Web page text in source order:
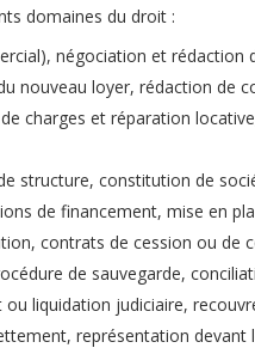
domaines du droit :
négociation et rédaction
nouveau loyer, rédaction de
charges et réparation
structure, constitution de
de financement, mise en
contrats de cession ou de
de sauvegarde,
liquidation judiciaire,
représentation devant